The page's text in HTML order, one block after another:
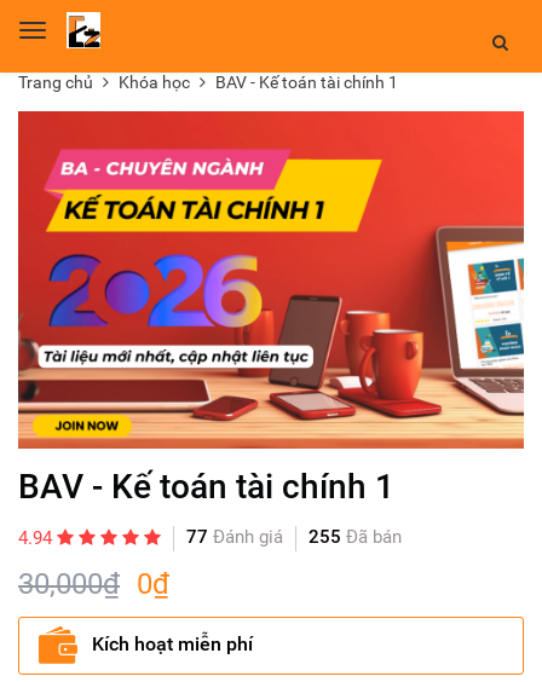
Toggle
Trang chủ Khóa học BAV - Kế toán tài chính 1
BAV - Kế toán tài chính 1
4.94 77 Đánh giá 255 Đã bán
30,000₫ 0₫
Kích hoạt miễn phí